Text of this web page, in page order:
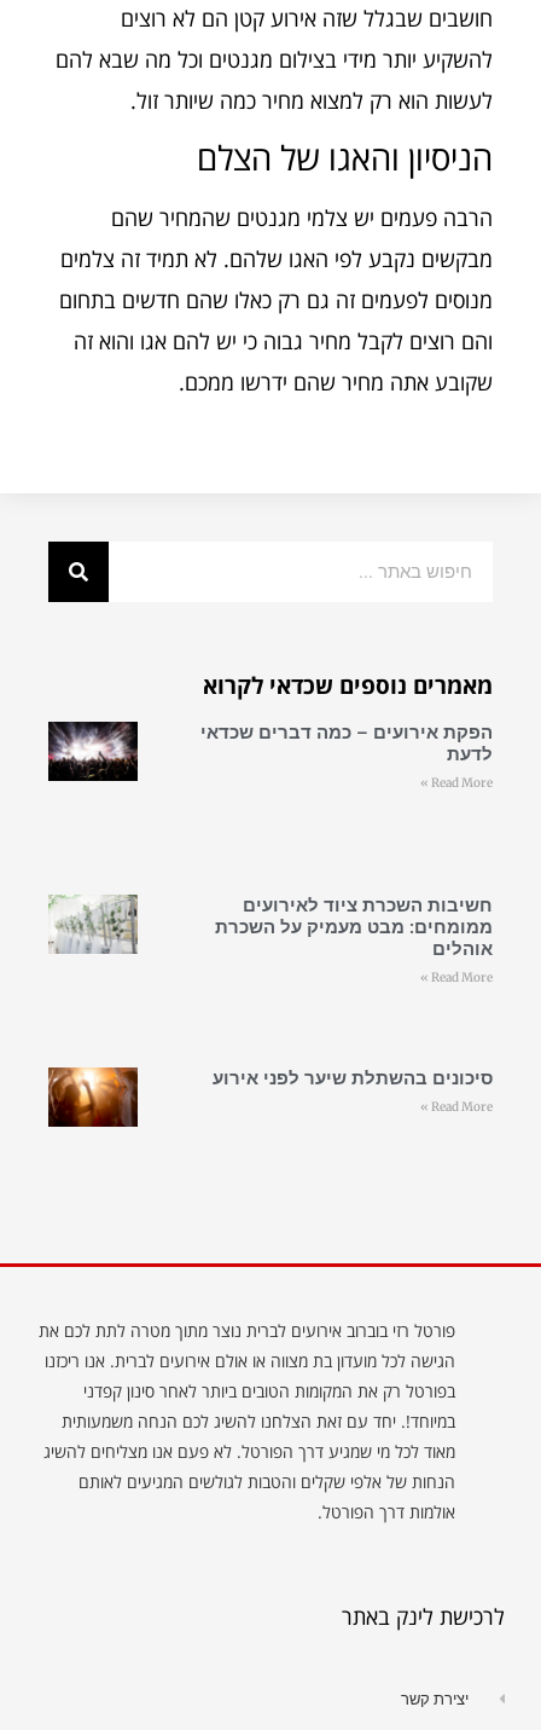
חושבים שבגלל שזה אירוע קטן הם לא רוצים
להשקיע יותר מידי בצילום מגנטים וכל מה שבא להם
לעשות הוא רק למצוא מחיר כמה שיותר זול.
הניסיון והאגו של הצלם
הרבה פעמים יש צלמי מגנטים שהמחיר שהם
מבקשים נקבע לפי האגו שלהם. לא תמיד זה צלמים
מנוסים לפעמים זה גם רק כאלו שהם חדשים בתחום
והם רוצים לקבל מחיר גבוה כי יש להם אגו והוא זה
שקובע אתה מחיר שהם ידרשו ממכם.
מאמרים נוספים שכדאי לקרוא
הפקת אירועים – כמה דברים שכדאי
לדעת
Read More »
חשיבות השכרת ציוד לאירועים
ממומחים: מבט מעמיק על השכרת
אוהלים
Read More »
סיכונים בהשתלת שיער לפני אירוע
Read More »
פורטל רזי בוברוב אירועים לברית נוצר מתוך מטרה לתת לכם את
הגישה לכל מועדון בת מצווה או אולם אירועים לברית. אנו ריכזנו
בפורטל רק את המקומות הטובים ביותר לאחר סינון קפדני
במיוחד!. יחד עם זאת הצלחנו להשיג לכם הנחה משמעותית
מאוד לכל מי שמגיע דרך הפורטל. לא פעם אנו מצליחים להשיג
הנחות של אלפי שקלים והטבות לגולשים המגיעים לאותם
אולמות דרך הפורטל.
לרכישת לינק באתר
יצירת קשר